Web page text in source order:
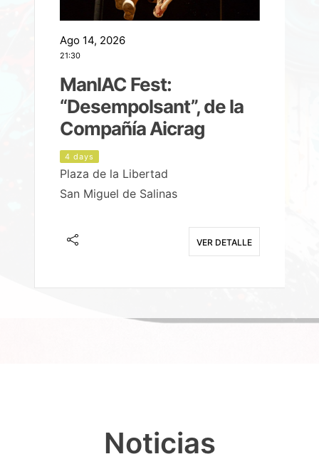
Ago 14, 2026
21:30
ManIAC Fest:
“Desempolsant”, de la
Compañía Aicrag
4 days
Plaza de la Libertad
San Miguel de Salinas
VER DETALLE
Noticias